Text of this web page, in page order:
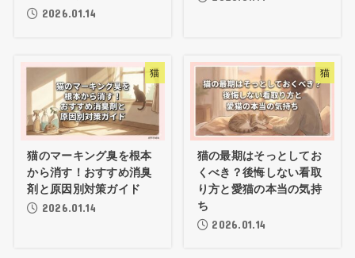
2026.01.14
猫
猫のマーキング臭を根本
から消す！おすすめ消臭
剤と原因別対策ガイド
2026.01.14
猫
猫の最期はそっとしてお
くべき？後悔しない看取
り方と愛猫の本当の気持
ち
2026.01.14